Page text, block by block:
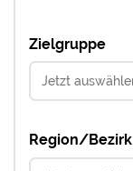
Zielgruppe
Region/Bezirk